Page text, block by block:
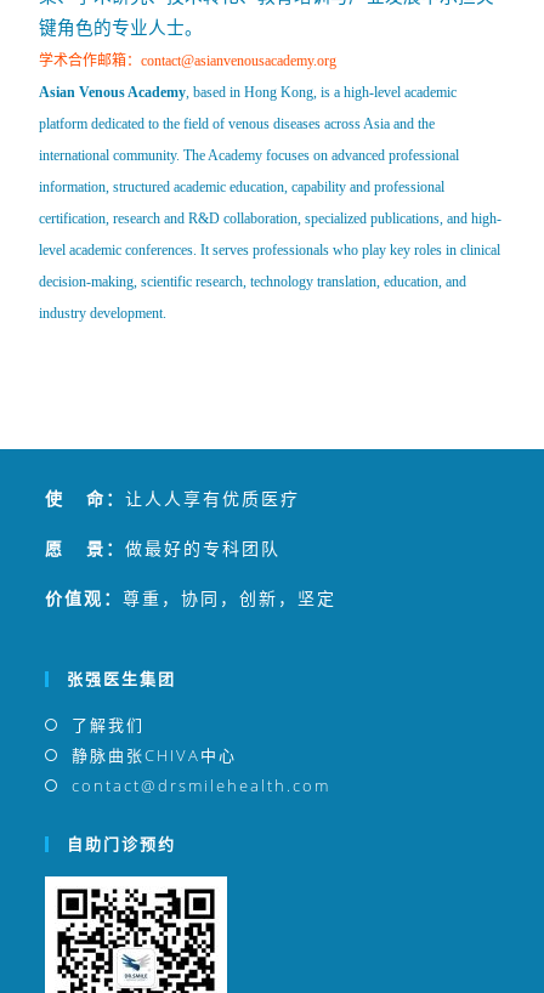
键角色的专业人士。
学术合作邮箱：contact@asianvenousacademy.org
Asian Venous Academy, based in Hong Kong, is a high-level academic
platform dedicated to the field of venous diseases across Asia and the
international community. The Academy focuses on advanced professional
information, structured academic education, capability and professional
certification, research and R&D collaboration, specialized publications, and high-
level academic conferences. It serves professionals who play key roles in clinical
decision-making, scientific research, technology translation, education, and
industry development.
使 命：让人人享有优质医疗
愿 景：做最好的专科团队
价值观：尊重，协同，创新，坚定
张强医生集团
了解我们
静脉曲张CHIVA中心
contact@drsmilehealth.com
自助门诊预约